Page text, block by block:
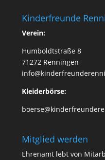
Kinderfreunde
Verein:
Humboldtstraße 8
71272 Renningen
Kleiderbörse:
Mitglied werden
Ehrenamt lebt von